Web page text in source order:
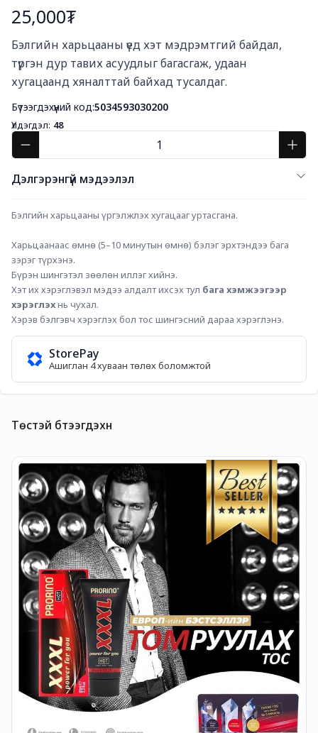
25,000₮
Бэлгийн харьцааны үед хэт мэдрэмтгий байдал,
түргэн дур тавих асуудлыг багасгаж, удаан
хугацаанд хяналттай байхад тусалдаг.
Бүтээгдэхүүний код:5034593030200
Үлдэгдэл: 48
Дэлгэрэнгүй мэдээлэл
Бэлгийн харьцааны үргэлжлэх хугацааг уртасгана.
Харьцаанаас өмнө (5–10 минутын өмнө) бэлэг эрхтэндээ бага
зэрэг түрхэнэ.
Бүрэн шингэтэл зөөлөн иллэг хийнэ.
Хэт их хэрэглэвэл мэдээ алдалт ихсэх тул бага хэмжээгээр
хэрэглэх нь чухал.
Хэрэв бэлгэвч хэрэглэх бол тос шингэсний дараа хэрэглэнэ.
StorePay
Ашиглан 4 хуваан төлөх боломжтой
Төстэй бүтээгдэхүүн